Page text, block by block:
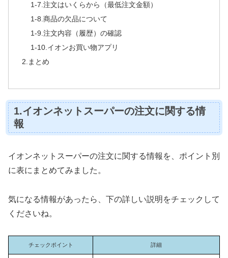
1-7.注文はいくらから（最低注文金額）
1-8.商品の欠品について
1-9.注文内容（履歴）の確認
1-10.イオンお買い物アプリ
2.まとめ
1.イオンネットスーパーの注文に関する情
報
イオンネットスーパーの注文に関する情報を、ポイント別
に表にまとめてみました。
気になる情報があったら、下の詳しい説明をチェックして
くださいね。
チェックポイント 詳細